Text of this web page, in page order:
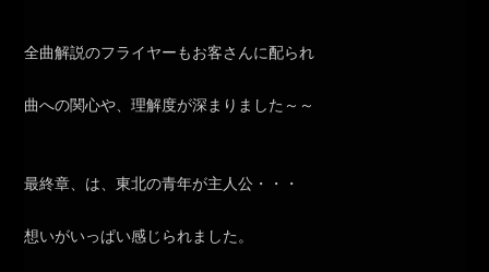
全曲解説のフライヤーもお客さんに配られ
曲への関心や、理解度が深まりました～～
最終章、は、東北の青年が主人公・・・
想いがいっぱい感じられました。